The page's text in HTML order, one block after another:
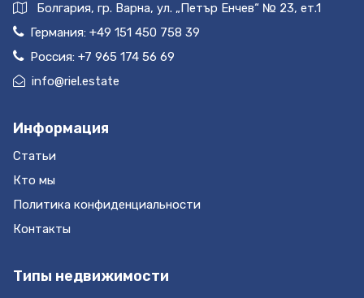
Болгария, гр. Варна, ул. „Петър Енчев“ № 23, ет.1
Германия: +49 151 450 758 39
Россия: +7 965 174 56 69
info@riel.estate
Информация
Статьи
Кто мы
Политика конфиденциальности
Контакты
Типы недвижимости